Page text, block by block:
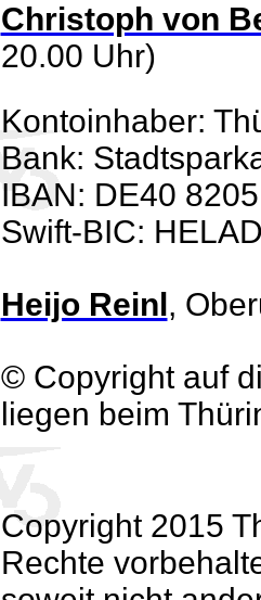
Christoph von
20.00 Uhr)
Kontoinhaber:
Bank:
IBAN: DE40
Swift-BIC:
Heijo Reinl ,
© Copyright auf
liegen beim
Copyright 2015
Rechte